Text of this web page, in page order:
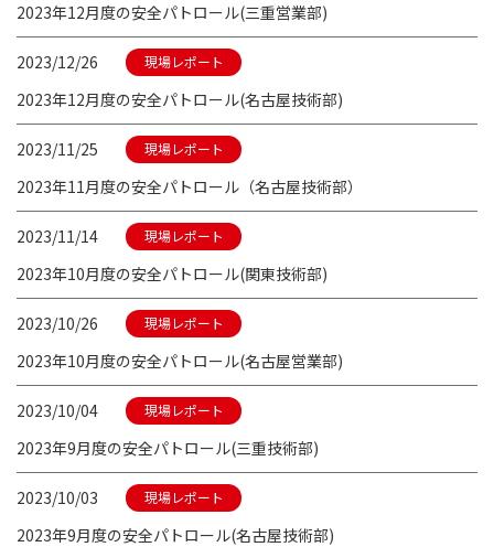
2023年12月度の安全パトロール(三重営業部)
2023/12/26 現場レポート
2023年12月度の安全パトロール(名古屋技術部)
2023/11/25 現場レポート
2023年11月度の安全パトロール（名古屋技術部）
2023/11/14 現場レポート
2023年10月度の安全パトロール(関東技術部)
2023/10/26 現場レポート
2023年10月度の安全パトロール(名古屋営業部)
2023/10/04 現場レポート
2023年9月度の安全パトロール(三重技術部)
2023/10/03 現場レポート
2023年9月度の安全パトロール(名古屋技術部)